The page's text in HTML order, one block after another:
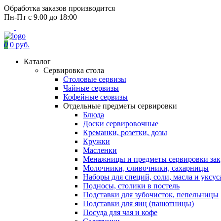
Обработка заказов производится
Пн-Пт с 9.00 до 18:00
0 0 руб.
Каталог
Сервировка стола
Столовые сервизы
Чайные сервизы
Кофейные сервизы
Отдельные предметы сервировки
Блюда
Доски сервировочные
Креманки, розетки, дозы
Кружки
Масленки
Менажницы и предметы сервировки
Молочники, сливочники, сахарницы
Наборы для специй, соли, масла и
Подносы, столики в постель
Подставки для зубочисток, пепельницы
Подставки для яиц (пашотницы)
Посуда для чая и кофе